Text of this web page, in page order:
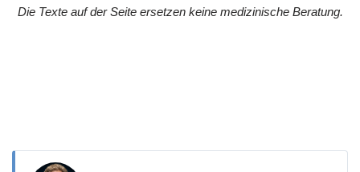
Die Texte auf der Seite ersetzen keine medizinische Beratung.